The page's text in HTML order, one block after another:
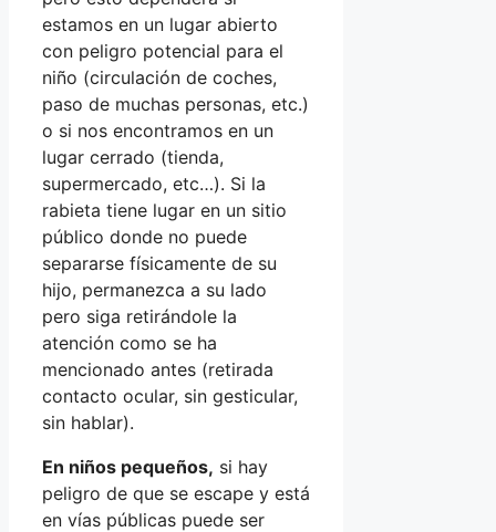
estamos en un lugar abierto
con peligro potencial para el
niño (circulación de coches,
paso de muchas personas, etc.)
o si nos encontramos en un
lugar cerrado (tienda,
supermercado, etc…). Si la
rabieta tiene lugar en un sitio
público donde no puede
separarse físicamente de su
hijo, permanezca a su lado
pero siga retirándole la
atención como se ha
mencionado antes (retirada
contacto ocular, sin gesticular,
sin hablar).
En niños pequeños, si hay
peligro de que se escape y está
en vías públicas puede ser